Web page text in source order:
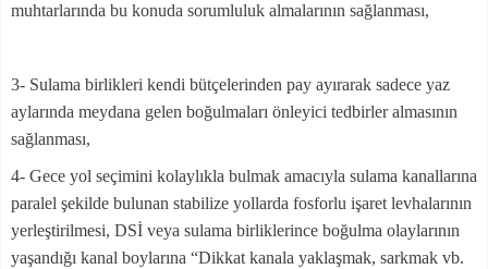
muhtarlarında bu konuda sorumluluk almalarının sağlanması,
3- Sulama birlikleri kendi bütçelerinden pay ayırarak sadece yaz
aylarında meydana gelen boğulmaları önleyici tedbirler almasının
sağlanması,
4- Gece yol seçimini kolaylıkla bulmak amacıyla sulama kanallarına
paralel şekilde bulunan stabilize yollarda fosforlu işaret levhalarının
yerleştirilmesi, DSİ veya sulama birliklerince boğulma olaylarının
yaşandığı kanal boylarına “Dikkat kanala yaklaşmak, sarkmak vb.